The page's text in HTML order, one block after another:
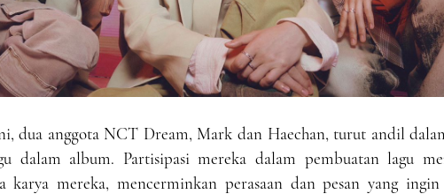
dua anggota NCT Dream, Mark dan Haechan, turut andil
dalam album. Partisipasi mereka dalam pembuatan lagu
karya mereka, mencerminkan perasaan dan pesan yang